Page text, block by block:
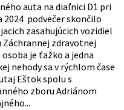
auta na diaľnici D1 pri
2024 podvečer skončilo
zasahujúcich vozidiel
Záchrannej zdravotnej
je ťažko a jedna
nehody sa v rýchlom čase
Eštok spolu s
zboru Adriánom